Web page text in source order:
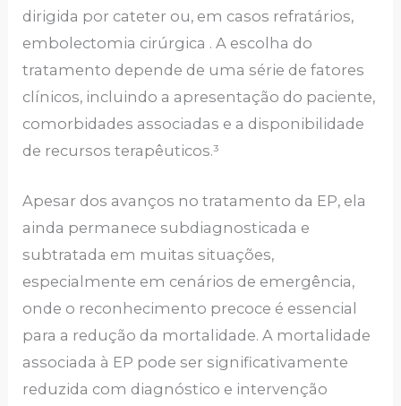
dirigida por cateter ou, em casos refratários,
embolectomia cirúrgica . A escolha do
tratamento depende de uma série de fatores
clínicos, incluindo a apresentação do paciente,
comorbidades associadas e a disponibilidade
de recursos terapêuticos.³
Apesar dos avanços no tratamento da EP, ela
ainda permanece subdiagnosticada e
subtratada em muitas situações,
especialmente em cenários de emergência,
onde o reconhecimento precoce é essencial
para a redução da mortalidade. A mortalidade
associada à EP pode ser significativamente
reduzida com diagnóstico e intervenção